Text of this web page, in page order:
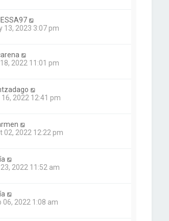
13, 2023 3:07 pm
2022 11:01 pm
16, 2022 12:41 pm
02, 2022 12:22 pm
2022 11:52 am
06, 2022 1:08 am